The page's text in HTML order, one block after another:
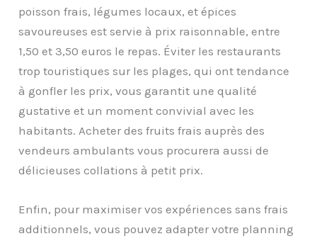
poisson frais, légumes locaux, et épices
savoureuses est servie à prix raisonnable, entre
1,50 et 3,50 euros le repas. Éviter les restaurants
trop touristiques sur les plages, qui ont tendance
à gonfler les prix, vous garantit une qualité
gustative et un moment convivial avec les
habitants. Acheter des fruits frais auprès des
vendeurs ambulants vous procurera aussi de
délicieuses collations à petit prix.
Enfin, pour maximiser vos expériences sans frais
additionnels, vous pouvez adapter votre planning